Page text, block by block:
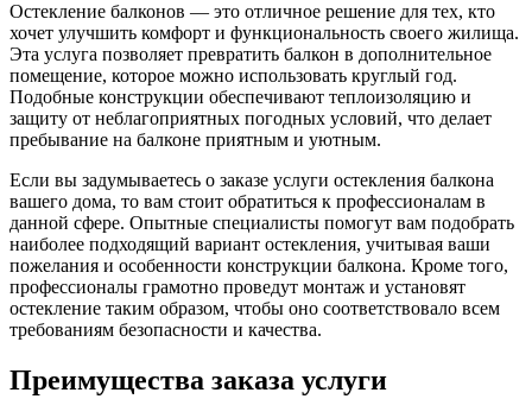
Остекление балконов — это отличное решение для тех, кто
хочет улучшить комфорт и функциональность своего жилища.
Эта услуга позволяет превратить балкон в дополнительное
помещение, которое можно использовать круглый год.
Подобные конструкции обеспечивают теплоизоляцию и
защиту от неблагоприятных погодных условий, что делает
пребывание на балконе приятным и уютным.
Если вы задумываетесь о заказе услуги остекления балкона
вашего дома, то вам стоит обратиться к профессионалам в
данной сфере. Опытные специалисты помогут вам подобрать
наиболее подходящий вариант остекления, учитывая ваши
пожелания и особенности конструкции балкона. Кроме того,
профессионалы грамотно проведут монтаж и установят
остекление таким образом, чтобы оно соответствовало всем
требованиям безопасности и качества.
Преимущества заказа услуги